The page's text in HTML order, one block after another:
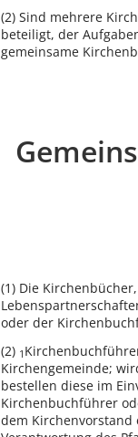
(2) Sind mehrere
beteiligt, der
gemeinsame
(1) Die
oder der
(2) 1
Kirchengemeinde;
bestellen diese im
Kirchenbuchführer
dem